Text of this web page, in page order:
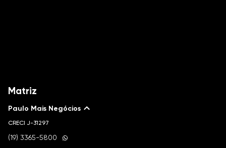
Matriz
Paulo Mais Negócios
CRECI J-31297
(19) 3365-5800